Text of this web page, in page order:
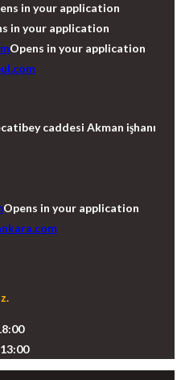
in your application
in your application
Opens in your application
caddesi Akman işhanı
Opens in your application